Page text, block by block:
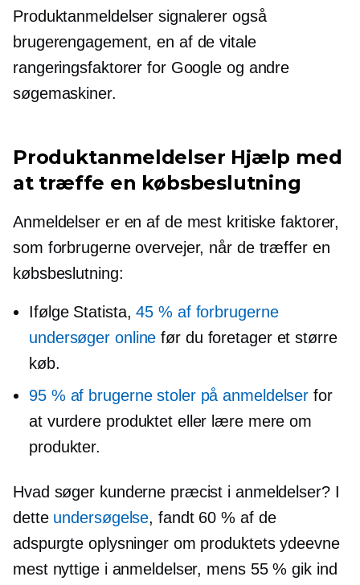
Produktanmeldelser signalerer også
brugerengagement, en af ​​de vitale
rangeringsfaktorer for Google og andre
søgemaskiner.
Produktanmeldelser Hjælp med
at træffe en købsbeslutning
Anmeldelser er en af ​​de mest kritiske faktorer,
som forbrugerne overvejer, når de træffer en
købsbeslutning:
Ifølge Statista,45 % af forbrugerne
undersøger online før du foretager et større
køb.
95 % af brugerne stoler på anmeldelser for
at vurdere produktet eller lære mere om
produkter.
Hvad søger kunderne præcist i anmeldelser? I
dette undersøgelse, fandt 60 % af de
adspurgte oplysninger om produktets ydeevne
mest nyttige i anmeldelser, mens 55 % gik ind